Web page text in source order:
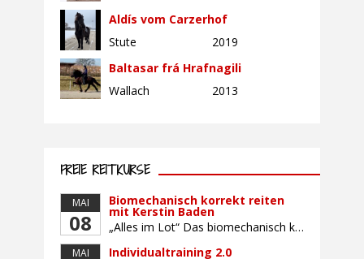
Datenschutzbedingungen
erkläre mich damit einverstanden.
Aldís vom Carzerhof
Stute
2019
Baltasar frá Hrafnagili
Wallach
2013
FREIE REITKURSE
MAI
08
Biomechanisch korrekt reiten
mit Kerstin Baden
„Alles im Lot“ Das biomechanisch korrekte Reiten vereint viele wichtige Erkenntnisse der Reitkunst und der Physiologie von Pferd und Reiter miteinander. Ziel ist die größtmögliche Symmetrie des Reiters, denn erst wenn „alles im Lot“ ist, kann das Pferd den Reiter ausbalanciert und losgelassen tragen. Dafür muss der Reiter lernen, die Reaktionen seines Pferdes auf seinen […]
MAI
Individualtraining 2.0